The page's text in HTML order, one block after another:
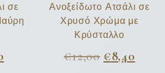
σε
Ανοξείδωτο Ατσάλι σε
Χρυσό Χρώμα με
Κρύσταλλο
€12,00 €8,40